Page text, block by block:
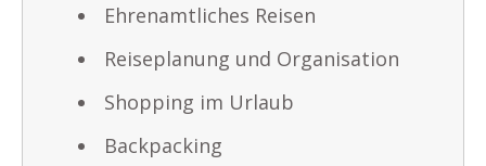
Ehrenamtliches Reisen
Reiseplanung und Organisation
Shopping im Urlaub
Backpacking